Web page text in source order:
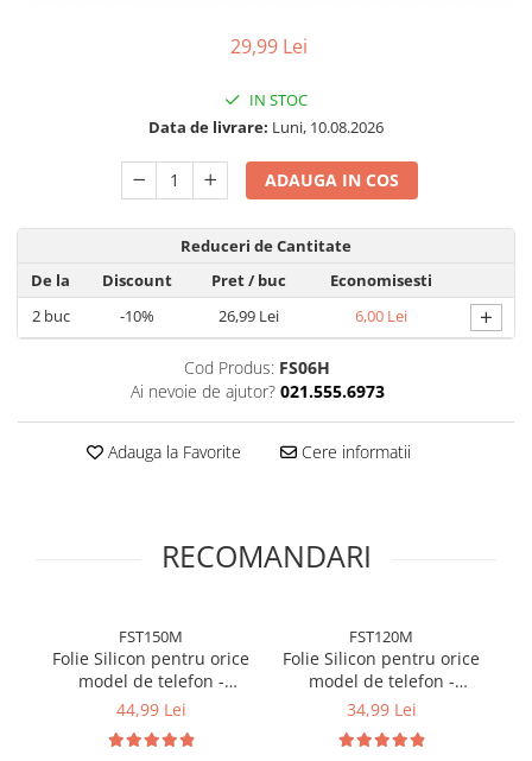
Carduri Memorie
Folii Privacy
Pachete Promotionale
Pachete Husă + Folie
Pachete 2 Folii de Sticlă
29,99 Lei
IN STOC
Data de livrare: Luni, 10.08.2026
ADAUGA IN COS
Reduceri de Cantitate
De la
Discount Pret/ buc
Economisesti
2buc -10% 26,99 Lei 6,00 Lei +
Cod Produs: FS06H
Ai nevoie de ajutor? 021.555.6973
Adauga la Favorite Cere informatii
RECOMANDARI
FST150M
Folie Silicon pentru orice
model de telefon -
Hydrogel transparent 150
44,99 Lei
FST120M
Folie Silicon pentru orice
model de telefon -
Hydrogel transparent 120
34,99 Lei